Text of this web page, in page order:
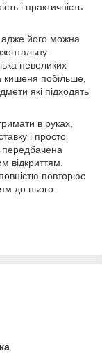
і практичність
адже його можна
невеликих
кишеня побільше,
які підходять
в руках,
і просто
передбачена
відкриттям.
повторює
до нього.